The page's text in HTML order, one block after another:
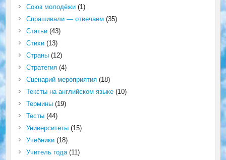
Союз молодёжи(1)
Спрашивали — отвечаем (35)
Статьи(43)
Стихи(13)
Страны(12)
Стратегия(4)
Сценарий мероприятия(18)
Тексты на английском языке(10)
Термины(19)
Тесты(44)
Университеты(15)
Учебники(18)
Учитель года(11)